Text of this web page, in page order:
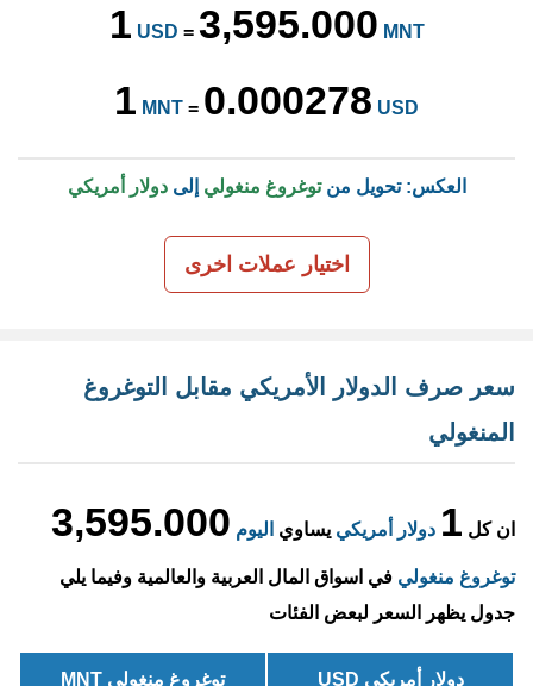
1 USD = 3,595.000 MNT
1 MNT = 0.000278 USD
العكس: تحويل منتوغروغ منغولي إلىدولار أمريكي
اختيار عملات اخرى
سعر صرف الدولار الأمريكي مقابل التوغروغ
المنغولي
ان كل 1 دولار أمريكي يساوي اليوم 3,595.000
توغروغ منغولي في اسواق المال العربية والعالمية وفيما يلي
جدول يظهر السعر لبعض الفئات
دولار أمريكي USD توغروغ منغولي MNT